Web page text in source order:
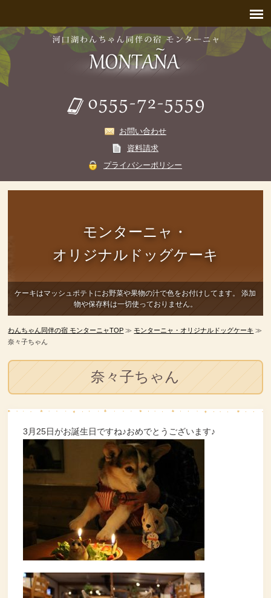
お問い合わせ
資料請求
プライバシーポリシー
モンターニャ・
オリジナルドッグケーキ
ケーキはマッシュポテトにお野菜や果物の汁で色をお付けしてます。
添加
物や保存料は一切使っておりません。
わんちゃん同伴の宿 モンターニャTOP ≫モンターニャ・オリジナルドッグケーキ ≫
奈々子ちゃん
奈々子ちゃん
3月25日がお誕生日ですね♪おめでとうございます♪